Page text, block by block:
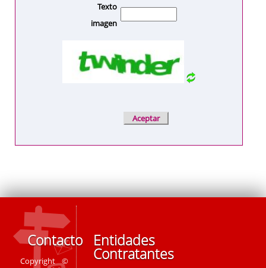
Texto
imagen
Contacto
Copyright ©
Entidades
Contratantes